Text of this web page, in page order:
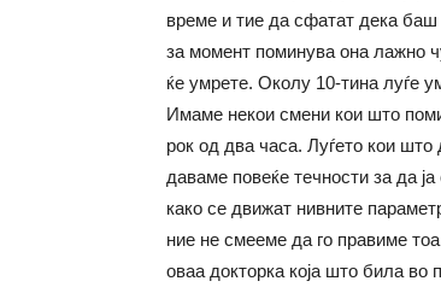
време и тие да сфатат дека баш
за момент поминува она лажно
ќе умрете. Околу 10-тина луѓе
Имаме некои смени кои што
рок од два часа. Луѓето кои што
даваме повеќе течности за да
како се движат нивните
ние не смееме да го правиме
оваа докторка која што била во